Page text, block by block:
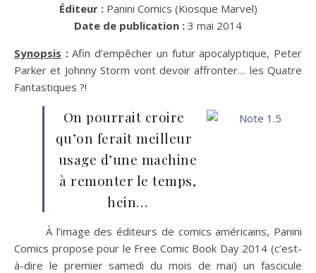
Éditeur : Panini Comics (Kiosque Marvel)
Date de publication : 3 mai 2014
Synopsis :Afin d’empêcher un futur apocalyptique, Peter
Parker et Johnny Storm vont devoir affronter… les Quatre
Fantastiques ?!
On pourrait croire
qu’on ferait meilleur
usage d’une machine
à remonter le temps,
hein…
À l’image des éditeurs de comics américains, Panini
Comics propose pour le Free Comic Book Day 2014 (c’est-
à-dire le premier samedi du mois de mai) un fascicule